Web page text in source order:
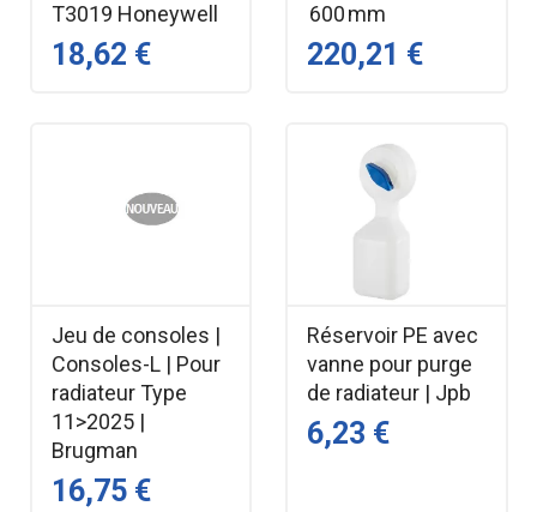
T3019 Honeywell
18,62 €
600 mm
220,21 €
Jeu de consoles |
Consoles-L | Pour
radiateur Type
11>2025 |
Brugman
16,75 €
Réservoir PE avec
vanne pour purge
de radiateur | Jpb
6,23 €